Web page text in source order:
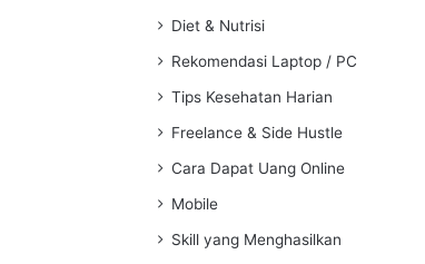
Diet & Nutrisi
Rekomendasi Laptop / PC
Tips Kesehatan Harian
Freelance & Side Hustle
Cara Dapat Uang Online
Mobile
Skill yang Menghasilkan